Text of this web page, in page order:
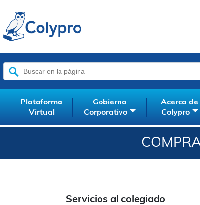
Buscar:
Plataforma
Virtual
Gobierno
Corporativo
Acerca de
Colypro
Servicios al colegiado